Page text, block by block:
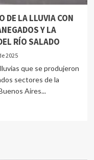
DE LA LLUVIA CON
Y LA
RÍO SALADO
2025
que se produjeron
sectores de la
Aires...